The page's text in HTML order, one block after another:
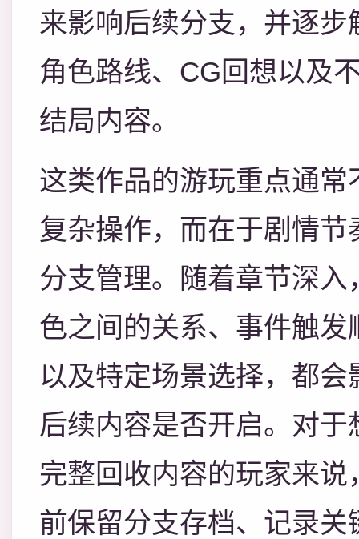
来影响后续分支，并逐步
角色路线、CG回想以及
结局内容。
这类作品的游玩重点通常
复杂操作，而在于剧情节
分支管理。随着章节深入
色之间的关系、事件触发
以及特定场景选择，都会
后续内容是否开启。对于
完整回收内容的玩家来说
前保留分支存档、记录关